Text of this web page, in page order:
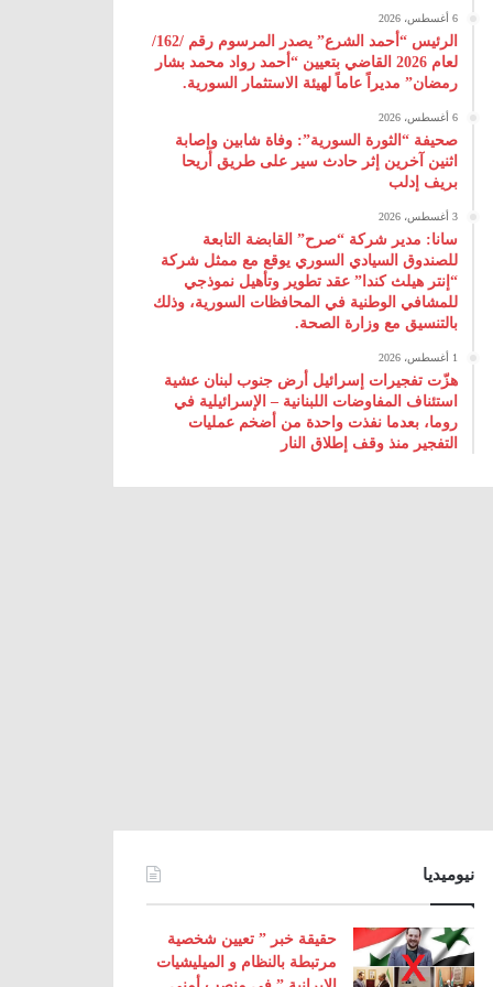
6 أغسطس، 2026
الرئيس “أحمد الشرع” يصدر المرسوم رقم /162/
لعام 2026 ‌القاضي بتعيين “أحمد رواد محمد بشار
رمضان” مديراً عاماً لهيئة ‌الاستثمار السورية.
6 أغسطس، 2026
صحيفة “الثورة السورية”: وفاة شابين وإصابة
اثنين آخرين إثر حادث سير على طريق أريحا
بريف إدلب
3 أغسطس، 2026
سانا: مدير شركة “صرح” القابضة التابعة
للصندوق السيادي السوري يوقع مع ممثل شركة
“إنتر هيلث كندا” عقد تطوير وتأهيل نموذجي
للمشافي الوطنية في المحافظات السورية، وذلك
بالتنسيق مع وزارة الصحة.
1 أغسطس، 2026
هزّت تفجيرات إسرائيل أرض جنوب لبنان عشية
استئناف المفاوضات اللبنانية – الإسرائيلية في
روما، بعدما نفذت واحدة من أضخم عمليات
التفجير منذ وقف إطلاق النار
نيوميديا
حقيقة خبر ” تعيين شخصية
مرتبطة بالنظام و الميليشيات